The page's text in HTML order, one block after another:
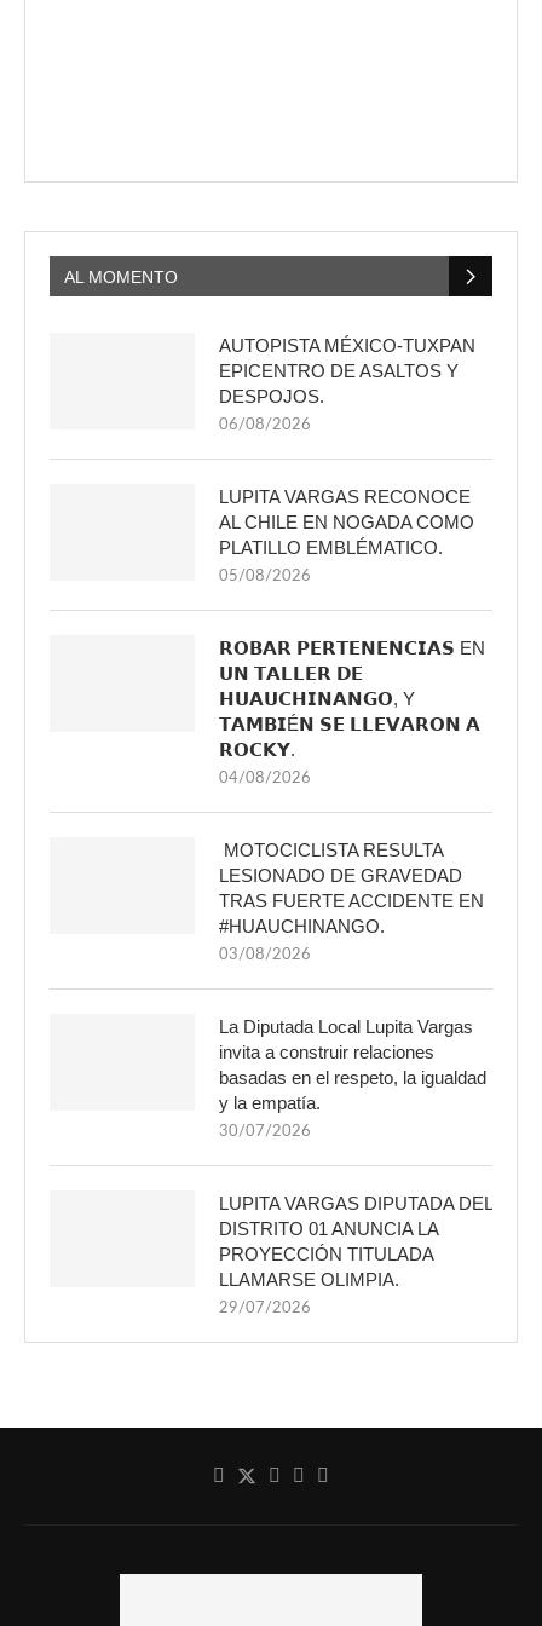
AL MOMENTO
AUTOPISTA MÉXICO-TUXPAN
EPICENTRO DE ASALTOS Y
DESPOJOS.
06/08/2026
LUPITA VARGAS RECONOCE
AL CHILE EN NOGADA COMO
PLATILLO EMBLÉMATICO.
05/08/2026
𝗥𝗢𝗕𝗔𝗥 𝗣𝗘𝗥𝗧𝗘𝗡𝗘𝗡𝗖𝗜𝗔𝗦 EN
𝗨𝗡 𝗧𝗔𝗟𝗟𝗘𝗥 𝗗𝗘
𝗛𝗨𝗔𝗨𝗖𝗛𝗜𝗡𝗔𝗡𝗚𝗢, Y
𝗧𝗔𝗠𝗕𝗜É𝗡 𝗦𝗘 𝗟𝗟𝗘𝗩𝗔𝗥𝗢𝗡 𝗔
𝗥𝗢𝗖𝗞𝗬.
04/08/2026
MOTOCICLISTA RESULTA
LESIONADO DE GRAVEDAD
TRAS FUERTE ACCIDENTE EN
#HUAUCHINANGO.
03/08/2026
La Diputada Local Lupita Vargas
invita a construir relaciones
basadas en el respeto, la igualdad
y la empatía.
30/07/2026
LUPITA VARGAS DIPUTADA DEL
DISTRITO 01 ANUNCIA LA
PROYECCIÓN TITULADA
LLAMARSE OLIMPIA.
29/07/2026